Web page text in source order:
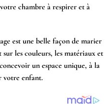
chambre à respirer et à
est une belle façon de marier
les couleurs, les matériaux et
un espace unique, à la
votre enfant.